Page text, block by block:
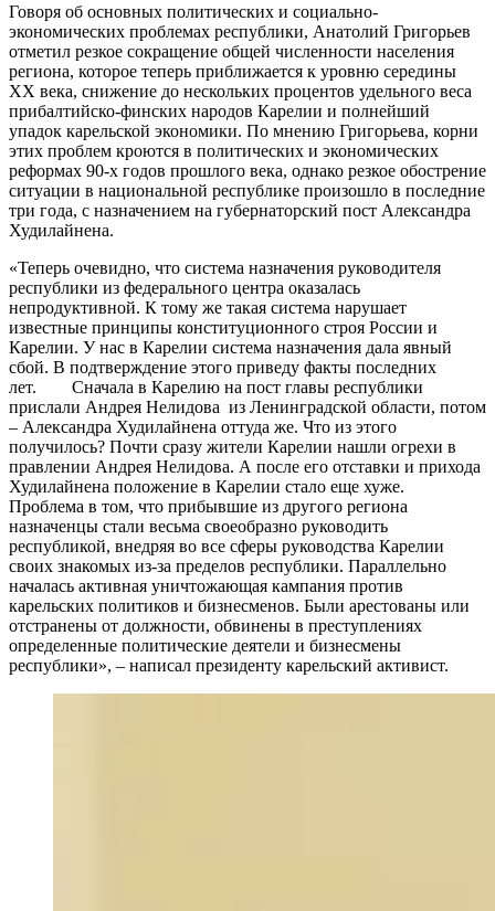
Говоря об основных политических и социально-
экономических проблемах республики, Анатолий Григорьев
отметил резкое сокращение общей численности населения
региона, которое теперь приближается к уровню середины
XX века, снижение до нескольких процентов удельного веса
прибалтийско-финских народов Карелии и полнейший
упадок карельской экономики. По мнению Григорьева, корни
этих проблем кроются в политических и экономических
реформах 90-х годов прошлого века, однако резкое обострение
ситуации в национальной республике произошло в последние
три года, с назначением на губернаторский пост Александра
Худилайнена.
«Теперь очевидно, что система назначения руководителя
республики из федерального центра оказалась
непродуктивной. К тому же такая система нарушает
известные принципы конституционного строя России и
Карелии. У нас в Карелии система назначения дала явный
сбой. В подтверждение этого приведу факты последних
лет. Сначала в Карелию на пост главы республики
прислали Андрея Нелидова из Ленинградской области, потом
– Александра Худилайнена оттуда же. Что из этого
получилось? Почти сразу жители Карелии нашли огрехи в
правлении Андрея Нелидова. А после его отставки и прихода
Худилайнена положение в Карелии стало еще хуже.
Проблема в том, что прибывшие из другого региона
назначенцы стали весьма своеобразно руководить
республикой, внедряя во все сферы руководства Карелии
своих знакомых из-за пределов республики. Параллельно
началась активная уничтожающая кампания против
карельских политиков и бизнесменов. Были арестованы или
отстранены от должности, обвинены в преступлениях
определенные политические деятели и бизнесмены
республики», – написал президенту карельский активист.